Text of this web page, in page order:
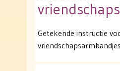
Getekende instructie